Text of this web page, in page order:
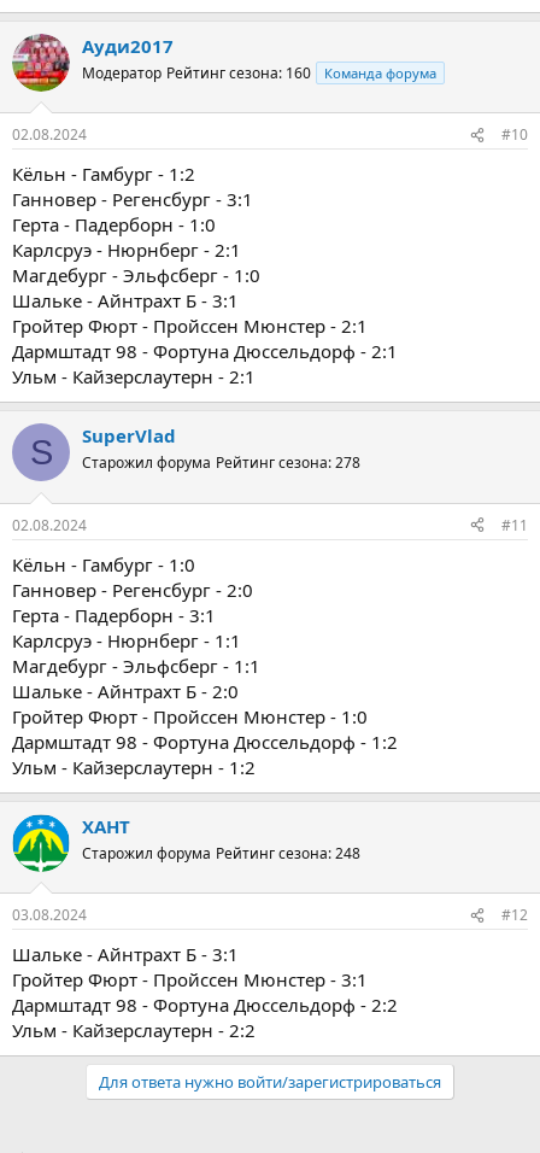
Ауди2017
Модератор Рейтинг сезона: 160 Команда форума
02.08.2024 #10
Кёльн - Гамбург - 1:2
Ганновер - Регенсбург - 3:1
Герта - Падерборн - 1:0
Карлсруэ - Нюрнберг - 2:1
Магдебург - Эльфсберг - 1:0
Шальке - Айнтрахт Б - 3:1
Гройтер Фюрт - Пройссен Мюнстер - 2:1
Дармштадт 98 - Фортуна Дюссельдорф - 2:1
Ульм - Кайзерслаутерн - 2:1
S SuperVlad
Старожил форума Рейтинг сезона: 278
02.08.2024 #11
Кёльн - Гамбург - 1:0
Ганновер - Регенсбург - 2:0
Герта - Падерборн - 3:1
Карлсруэ - Нюрнберг - 1:1
Магдебург - Эльфсберг - 1:1
Шальке - Айнтрахт Б - 2:0
Гройтер Фюрт - Пройссен Мюнстер - 1:0
Дармштадт 98 - Фортуна Дюссельдорф - 1:2
Ульм - Кайзерслаутерн - 1:2
ХАНТ
Старожил форума Рейтинг сезона: 248
03.08.2024 #12
Шальке - Айнтрахт Б - 3:1
Гройтер Фюрт - Пройссен Мюнстер - 3:1
Дармштадт 98 - Фортуна Дюссельдорф - 2:2
Ульм - Кайзерслаутерн - 2:2
Для ответа нужно войти/зарегистрироваться